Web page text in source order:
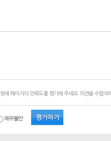
현재 페이지의 만족도를 평가해 주세요. 의견을 수렴하
매우불만